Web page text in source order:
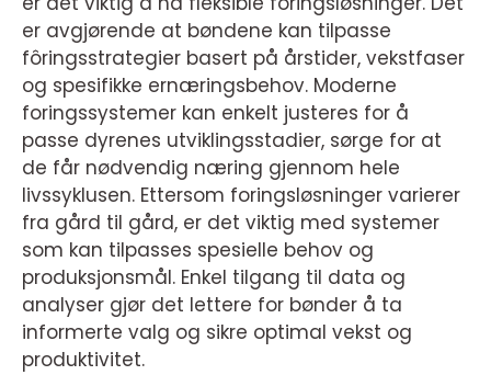
er avgjørende at bøndene kan tilpasse
fôringsstrategier basert på årstider, vekstfaser
og spesifikke ernæringsbehov. Moderne
foringssystemer kan enkelt justeres for å
passe dyrenes utviklingsstadier, sørge for at
de får nødvendig næring gjennom hele
livssyklusen. Ettersom foringsløsninger varierer
fra gård til gård, er det viktig med systemer
som kan tilpasses spesielle behov og
produksjonsmål. Enkel tilgang til data og
analyser gjør det lettere for bønder å ta
informerte valg og sikre optimal vekst og
produktivitet.